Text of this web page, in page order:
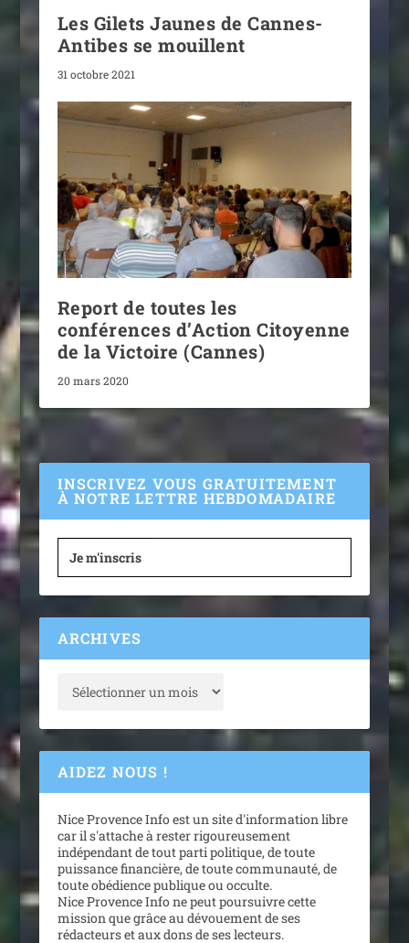
Les Gilets Jaunes de Cannes-
Antibes se mouillent
31 octobre 2021
Report de toutes les
conférences d’Action Citoyenne
de la Victoire (Cannes)
20 mars 2020
INSCRIVEZ VOUS GRATUITEMENT
À NOTRE LETTRE HEBDOMADAIRE
Je m'inscris
ARCHIVES
AIDEZ NOUS !
Nice Provence Info est un site d'information libre
car il s'attache à rester rigoureusement
indépendant de tout parti politique, de toute
puissance financière, de toute communauté, de
toute obédience publique ou occulte.
Nice Provence Info ne peut poursuivre cette
mission que grâce au dévouement de ses
rédacteurs et aux dons de ses lecteurs.